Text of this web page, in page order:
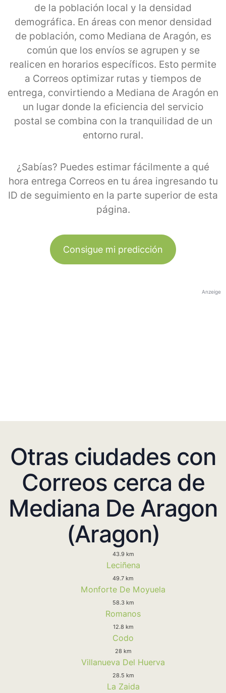
de la población local y la densidad
demográfica. En áreas con menor densidad
de población, como Mediana de Aragón, es
común que los envíos se agrupen y se
realicen en horarios específicos. Esto permite
a Correos optimizar rutas y tiempos de
entrega, convirtiendo a Mediana de Aragón en
un lugar donde la eficiencia del servicio
postal se combina con la tranquilidad de un
entorno rural.
¿Sabías? Puedes estimar fácilmente a qué
hora entrega Correos en tu área ingresando tu
ID de seguimiento en la parte superior de esta
página.
Consigue mi predicción
Anzeige
Otras ciudades con
Correos cerca de
Mediana De Aragon
(Aragon)
43.9 km
Leciñena
49.7 km
Monforte De Moyuela
58.3 km
Romanos
12.8 km
Codo
28 km
Villanueva Del Huerva
28.5 km
La Zaida